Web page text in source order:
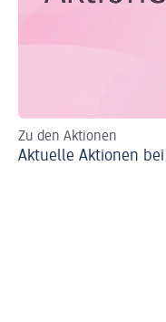
Zu den Aktionen
Aktuelle Aktionen